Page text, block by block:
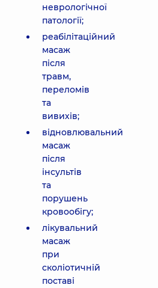
неврологічної
патології;
реабілітаційний
масаж
після
травм,
переломів
та
вивихів;
відновлювальний
масаж
після
інсультів
та
порушень
кровообігу;
лікувальний
масаж
при
сколіотичній
поставі